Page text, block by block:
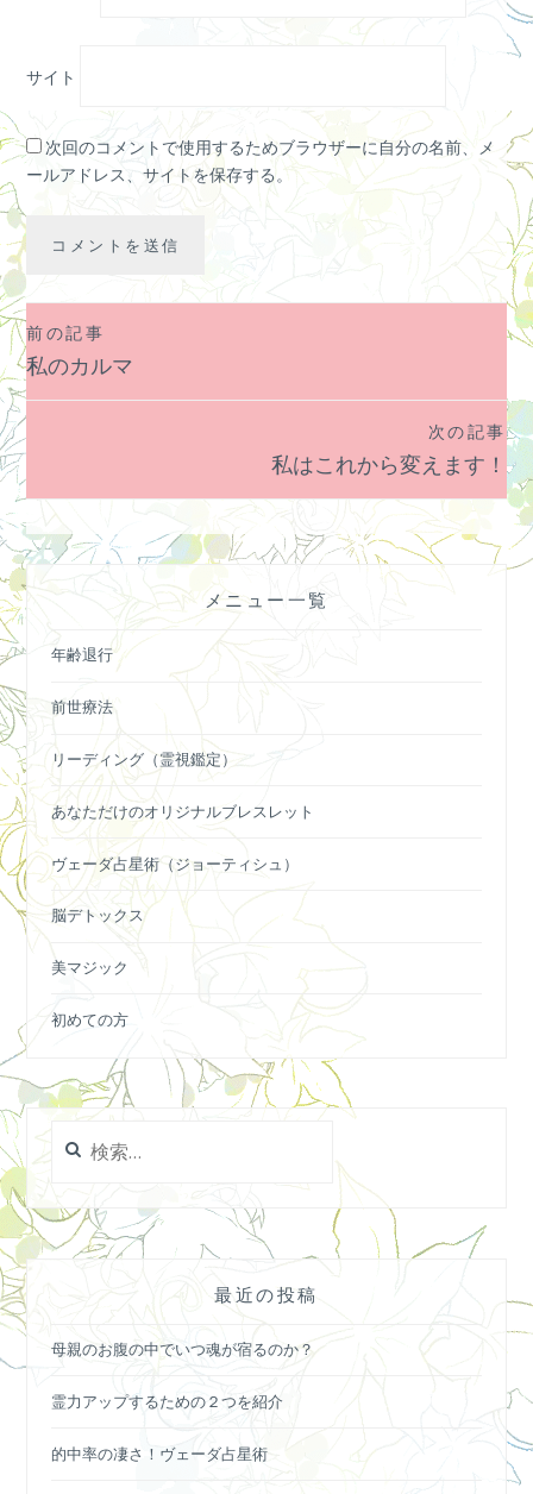
サイト
次回のコメントで使用するためブラウザーに自分の名前、メ
ールアドレス、サイトを保存する。
投
稿
ナ
ビ
ゲ
ー
シ
ョ
ン
前の記事
私のカルマ
次の記事
私はこれから変えます！
メニュー一覧
年齢退行
前世療法
リーディング（霊視鑑定）
あなただけのオリジナルブレスレット
ヴェーダ占星術（ジョーティシュ）
脳デトックス
美マジック
初めての方
検
索:
最近の投稿
母親のお腹の中でいつ魂が宿るのか？
霊力アップするための２つを紹介
的中率の凄さ！ヴェーダ占星術